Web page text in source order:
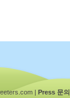
| Press 문의